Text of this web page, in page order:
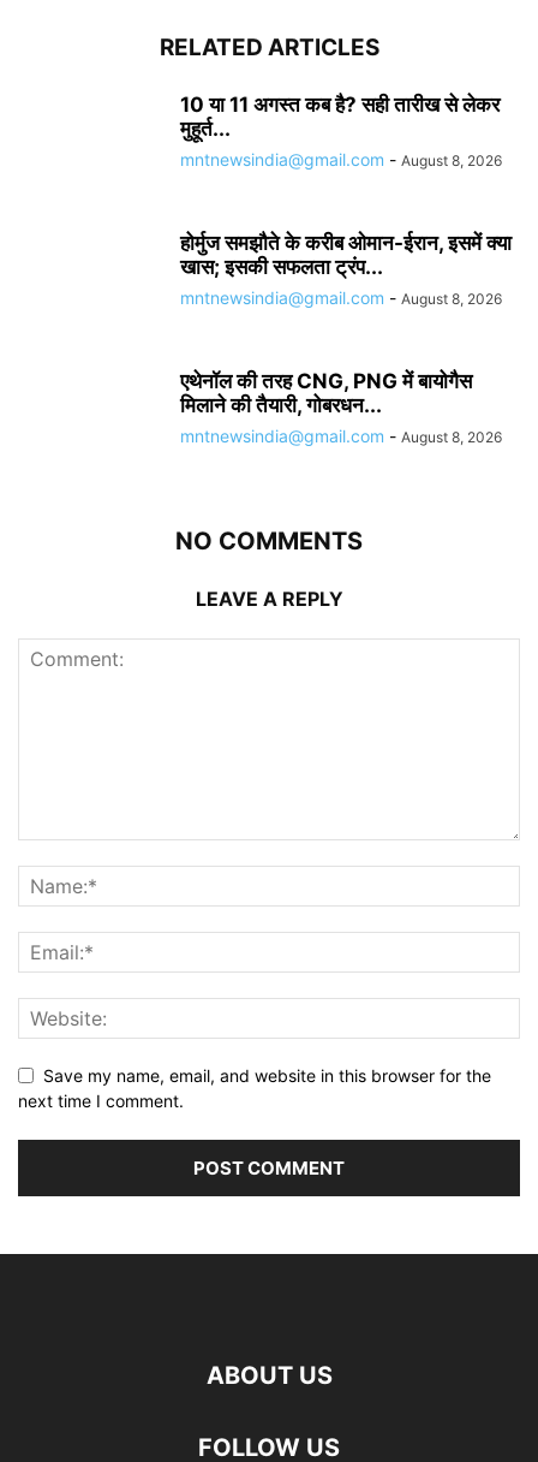
RELATED ARTICLES
10 या 11 अगस्त कब है? सही तारीख से लेकर
मुहूर्त...
mntnewsindia@gmail.com - August 8, 2026
होर्मुज समझौते के करीब ओमान-ईरान, इसमें क्या
खास; इसकी सफलता ट्रंप...
mntnewsindia@gmail.com - August 8, 2026
एथेनॉल की तरह CNG, PNG में बायोगैस
मिलाने की तैयारी, गोबरधन...
mntnewsindia@gmail.com - August 8, 2026
NO COMMENTS
LEAVE A REPLY
Save my name, email, and website in this browser for the
next time I comment.
ABOUT US
FOLLOW US